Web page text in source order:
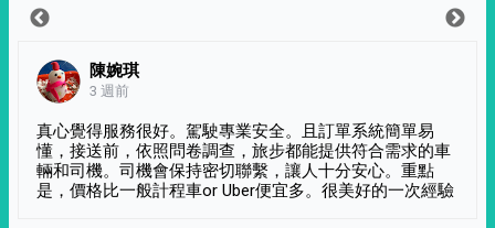
陳婉琪
3 週前
真心覺得服務很好。駕駛專業安全。且訂單系統簡單易
懂，接送前，依照問卷調查，旅步都能提供符合需求的車
輛和司機。司機會保持密切聯繫，讓人十分安心。重點
是，價格比一般計程車or Uber便宜多。很美好的一次經驗